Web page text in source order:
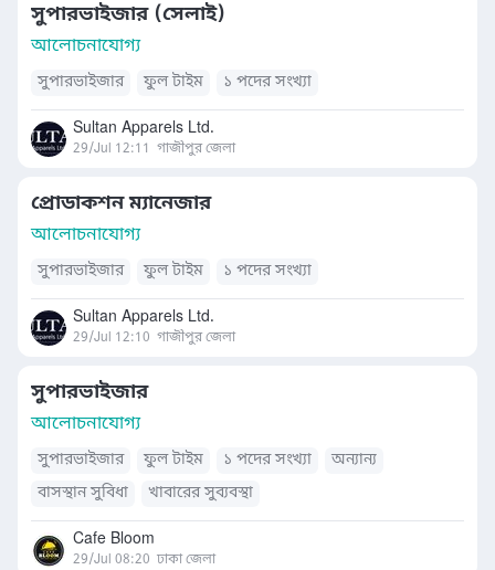
সুপারভাইজার (সেলাই)
আলোচনাযোগ্য
সুপারভাইজার ফুল টাইম ১ পদের সংখ্যা
Sultan Apparels Ltd.
29/Jul 12:11 গাজীপুর জেলা
প্রোডাকশন ম্যানেজার
আলোচনাযোগ্য
সুপারভাইজার ফুল টাইম ১ পদের সংখ্যা
Sultan Apparels Ltd.
29/Jul 12:10 গাজীপুর জেলা
সুপারভাইজার
আলোচনাযোগ্য
সুপারভাইজার ফুল টাইম ১ পদের সংখ্যা
অন্যান্য
বাসস্থান সুবিধা
খাবারের সুব্যবস্থা
Cafe Bloom
29/Jul 08:20 ঢাকা জেলা